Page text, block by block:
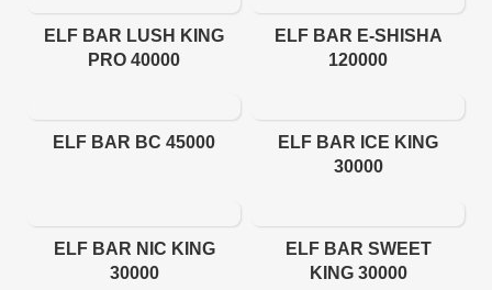
ELF BAR LUSH KING
PRO 40000
ELF BAR E-SHISHA
120000
ELF BAR BC 45000
ELF BAR ICE KING
30000
ELF BAR NIC KING
30000
ELF BAR SWEET
KING 30000